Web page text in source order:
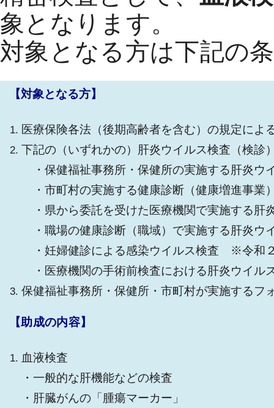
象となります。
対象となる方は下記の
【対象となる方】
医療保険各法（後期高齢者を含む）の規定によ
下記の（いずれかの）肝炎ウイルス検査（検診
・保健福祉事務所・保健所の実施する肝炎ウ
・市町村の実施する健康診断（健康増進事業
・県から委託を受けた医療機関で実施する肝
・職場の健康診断（職域）で実施する肝炎
・妊婦健診による感染ウイルス検査 ※令和
・医療機関の手術前検査における肝炎ウイ
保健福祉事務所・保健所・市町村が実施するフ
【助成の内容】
血液検査
・一般的な肝機能などの検査
・肝臓がんの「腫瘍マーカー」